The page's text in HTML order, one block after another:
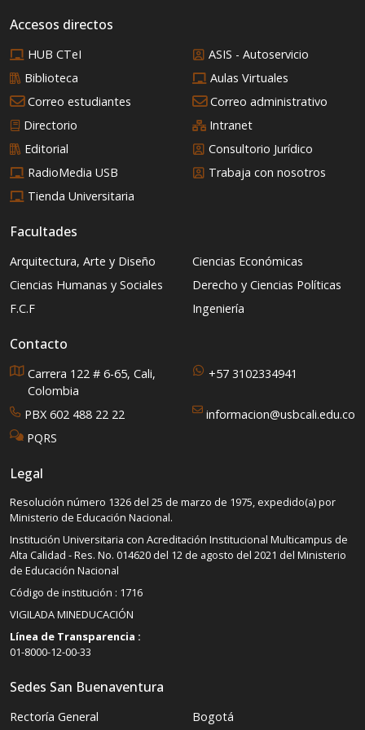
Accesos directos
HUB CTeI
ASIS - Autoservicio
Biblioteca
Aulas Virtuales
Correo estudiantes
Correo administrativo
Directorio
Intranet
Editorial
Consultorio Jurídico
RadioMedia USB
Trabaja con nosotros
Tienda Universitaria
Facultades
Arquitectura, Arte y Diseño
Ciencias Económicas
Ciencias Humanas y Sociales
Derecho y Ciencias Políticas
F.C.F
Ingeniería
Contacto
Carrera 122 # 6-65, Cali,
Colombia
+57 3102334941
PBX 602 488 22 22
informacion@usbcali.edu.co
PQRS
Legal
Resolución número 1326 del 25 de marzo de 1975, expedido(a) por
Ministerio de Educación Nacional.
Institución Universitaria con Acreditación Institucional Multicampus de
Alta Calidad - Res. No. 014620 del 12 de agosto del 2021 del Ministerio
de Educación Nacional
Código de institución : 1716
VIGILADA MINEDUCACIÓN
Línea de Transparencia :
01-8000-12-00-33
Sedes San Buenaventura
Rectoría General Bogotá